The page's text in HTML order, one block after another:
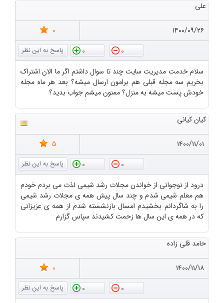
علی
۱۴۰۰/۰۹/۲۶
0
0
0
سلام خدمت مدیریت سایت چند تا سوال داشتم اگر ما الان اشتراک
بخریم سه مجله قبلی هم برامون ارسال میشه؟ بعد هر ماه مجله
خودش پست میشه به منزل؟ ممنون میشم جواب بدید؟
کیان کیانی
۱۴۰۰/۱۱/۰۱
5
0
0
درود از نوجوانی از خواندن مجلات رشد شیمی لذت می بردم خودم
هم معلم شیمی شدم و چند سال پیش همه ی مجلات رشد شیمی
را به شاگردانم بخشیدم امسال بازنشسته شدم از همه ی عزیزانی
که در همه ی این سال ها زحمت کشیدند سپاس گزارم
حامد قلی زاده
۱۴۰۰/۱۱/۱۸
0
0
0